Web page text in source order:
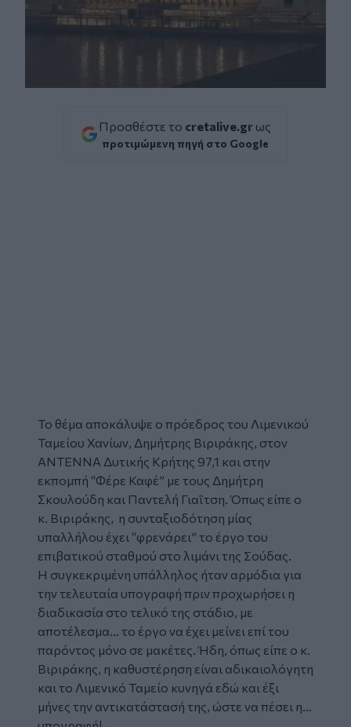
Προσθέστε το cretalive.gr ως
προτιμώμενη πηγή στο Google
Το θέμα αποκάλυψε ο πρόεδρος του Λιμενικού
Ταμείου Χανίων, Δημήτρης Βιριράκης, στον
ΑΝΤΕΝΝΑ Δυτικής Κρήτης 97,1 και στην
εκπομπή “Φέρε Καφέ” με τους Δημήτρη
Σκουλούδη και Παντελή Γιαΐτση. Όπως είπε ο
κ. Βιριράκης, η συνταξιοδότηση μίας
υπαλλήλου έχει “φρενάρει” το έργο του
επιβατικού σταθμού στο λιμάνι της Σούδας.
Η συγκεκριμένη υπάλληλος ήταν αρμόδια για
την τελευταία υπογραφή πριν προχωρήσει η
διαδικασία στο τελικό της στάδιο, με
αποτέλεσμα… το έργο να έχει μείνει επί του
παρόντος μόνο σε μακέτες. Ήδη, όπως είπε ο κ.
Βιριράκης, η καθυστέρηση είναι αδικαιολόγητη
και το Λιμενικό Ταμείο κυνηγά εδώ και έξι
μήνες την αντικατάστασή της, ώστε να πέσει η…